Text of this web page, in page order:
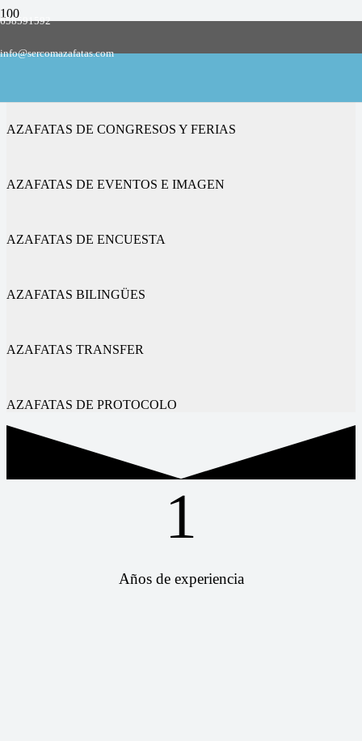
658591592
info@sercomazafatas.com
AZAFATAS DE CONGRESOS Y FERIAS
AZAFATAS DE EVENTOS E IMAGEN
AZAFATAS DE ENCUESTA
AZAFATAS BILINGÜES
AZAFATAS TRANSFER
AZAFATAS DE PROTOCOLO
1
Años de experiencia